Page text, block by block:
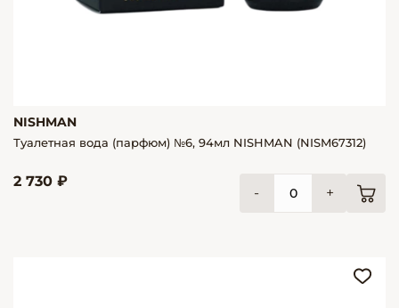
NISHMAN
Туалетная вода (парфюм) №6, 94мл NISHMAN (NISM67312)
2 730 ₽
- +